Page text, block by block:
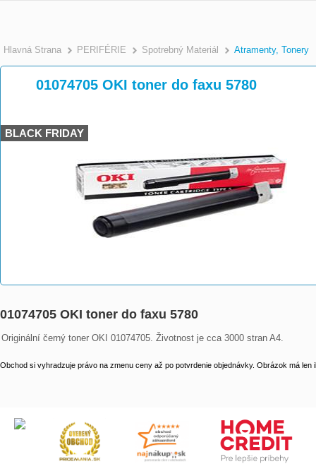
Hlavná Strana >
PERIFÉRIE >
Spotrebný Materiál >
Atramenty, Tonery
01074705 OKI toner do faxu 5780
BLACK FRIDAY
01074705 OKI toner do faxu 5780
Originální černý toner OKI 01074705. Životnost je cca 3000 stran A4.
Obchod si vyhradzuje právo na zmenu ceny až po potvrdenie objednávky. Obrázok má len